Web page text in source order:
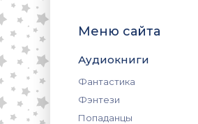
Меню сайта
Аудиокниги
Фантастика
Фэнтези
Попаданцы